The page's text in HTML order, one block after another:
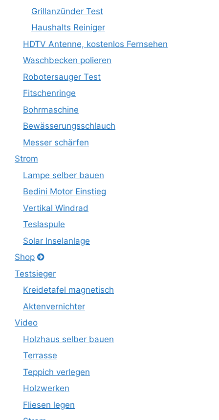
Grillanzünder Test
Haushalts Reiniger
HDTV Antenne, kostenlos Fernsehen
Waschbecken polieren
Robotersauger Test
Fitschenringe
Bohrmaschine
Bewässerungsschlauch
Messer schärfen
Strom
Lampe selber bauen
Bedini Motor Einstieg
Vertikal Windrad
Teslaspule
Solar Inselanlage
Shop
Testsieger
Kreidetafel magnetisch
Aktenvernichter
Video
Holzhaus selber bauen
Terrasse
Teppich verlegen
Holzwerken
Fliesen legen